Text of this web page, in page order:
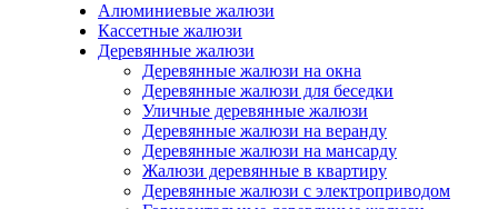
Алюминиевые жалюзи
Кассетные жалюзи
Деревянные жалюзи
Деревянные жалюзи на окна
Деревянные жалюзи для беседки
Уличные деревянные жалюзи
Деревянные жалюзи на веранду
Деревянные жалюзи на мансарду
Жалюзи деревянные в квартиру
Деревянные жалюзи с электроприводом